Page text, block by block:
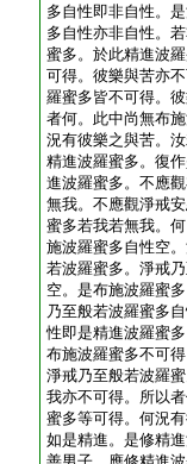
多自性即非自性。
多自性亦非自性。
蜜多。於此精進波
可得。彼樂與苦亦
羅蜜多皆不可得。
者何。此中尚無布
況有彼樂之與苦。
精進波羅蜜多。復
進波羅蜜多。不應
無我。不應觀淨戒
蜜多若我若無我。
施波羅蜜多自性空
若波羅蜜多。淨戒
空。是布施波羅蜜
乃至般若波羅蜜多
性即是精進波羅蜜
布施波羅蜜多不可
淨戒乃至般若波羅
我亦不可得。所以
蜜多等可得。何況
如是精進。是修精